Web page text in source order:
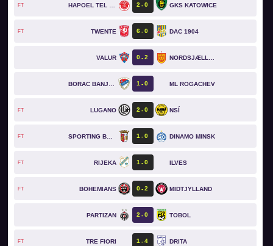
FT HAPOEL TEL AVIV 2 0 GKS KATOWICE
FT TWENTE 6 0 DAC 1904
VALUR 0 2 NORDSJÆLLAND
BORAC BANJA LUKA 1 0 ML ROGACHEV
FT LUGANO 2 0 NSÍ
FT SPORTING BRAGA 1 0 DINAMO MINSK
FT RIJEKA 1 0 ILVES
FT BOHEMIANS 0 2 MIDTJYLLAND
PARTIZAN 2 0 TOBOL
FT TRE FIORI 1 4 DRITA